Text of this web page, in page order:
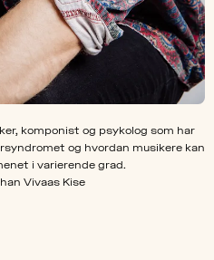
komponist og psykolog som har
og hvordan musikere kan
i varierende grad.
Vivaas Kise